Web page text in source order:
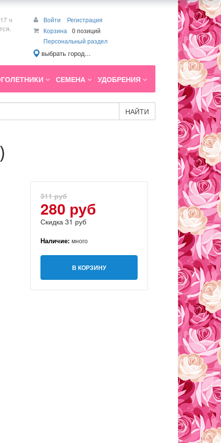
ч
Войти
Регистрация
Корзина
0 позиций
Персональный раздел
выбрать город...
СЕМЕНА УДОБРЕНИЯ
НАЙТИ
311 руб
280 руб
Скидка 31 руб
Наличие: много
В КОРЗИНУ